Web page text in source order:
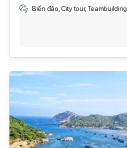
Biển đảo, City tour, Teambuilding